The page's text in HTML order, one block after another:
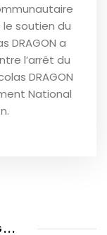
le soutien du
DRAGON a
l’arrêt du
DRAGON
National